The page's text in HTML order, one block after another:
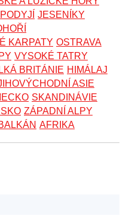
PODYJÍ JESENÍKY
KARPATY OSTRAVA
VYSOKÉ TATRY
BRITÁNIE HIMÁLAJ
ASIE
SKANDINÁVIE
ZÁPADNÍ ALPY
AFRIKA